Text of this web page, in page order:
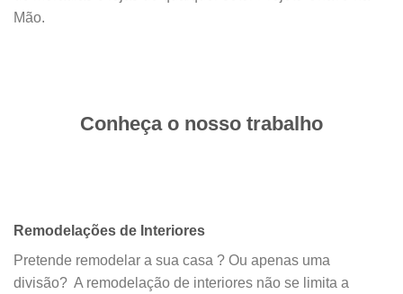
Mão.
Conheça o nosso trabalho
Remodelações de Interiores
Pretende remodelar a sua casa ? Ou apenas uma
divisão? A remodelação de interiores não se limita a